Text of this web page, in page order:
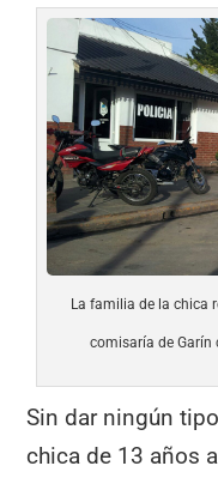
La familia de la chica
comisaría de
Sin dar ningún
chica de 13 años